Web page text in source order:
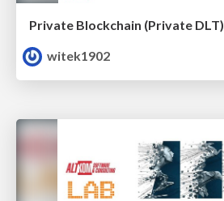
Private Blockchain (Private DLT)
witek1902